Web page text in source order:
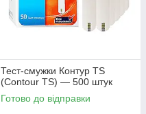
Тест-смужки Контур TS
(Contour TS) — 500 штук
Готово до відправки